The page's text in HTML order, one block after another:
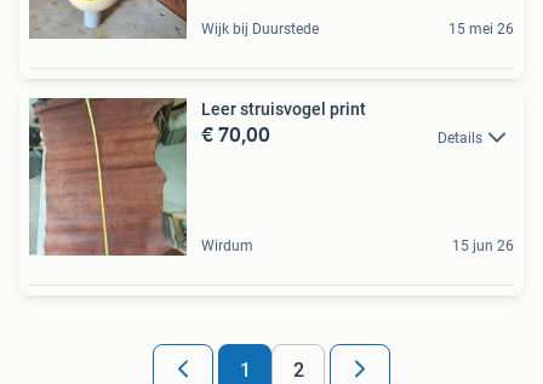
Wijk bij Duurstede 15 mei 26
Leer struisvogel print
€ 70,00 Details
Wirdum 15 jun 26
1 2